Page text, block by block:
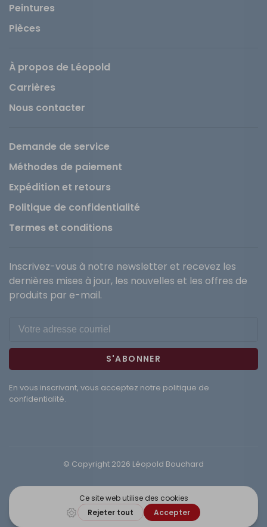
Peintures
Pièces
À propos de Léopold
Carrières
Nous contacter
Demande de service
Méthodes de paiement
Expédition et retours
Politique de confidentialité
Termes et conditions
Inscrivez-vous à notre newsletter et recevez les
dernières mises à jour, les nouvelles et les offres de
produits par e-mail.
S'ABONNER
En vous inscrivant, vous acceptez notre politique de
confidentialité.
© Copyright 2026 Léopold Bouchard